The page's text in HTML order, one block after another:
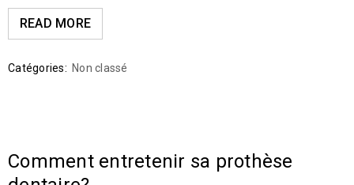
READ MORE
Catégories: Non classé
Comment entretenir sa prothèse